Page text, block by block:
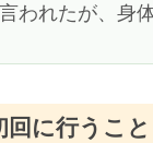
われたが、身
回に行うこと